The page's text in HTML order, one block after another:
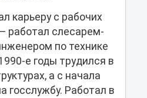
карьеру с рабочих
работал слесарем-
по технике
е годы трудился в
а с начала
госслужбу. Работал в